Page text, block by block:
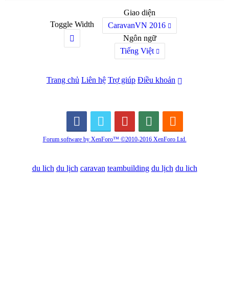
Toggle Width
Giao diện
CaravanVN 2016
Ngôn ngữ
Tiếng Việt
Trang chủ Liên hệ Trợ giúp Điều khoản
Forum software by XenForo™ ©2010-2016 XenForo Ltd.
du lich du lịch caravan teambuilding du lịch du lich